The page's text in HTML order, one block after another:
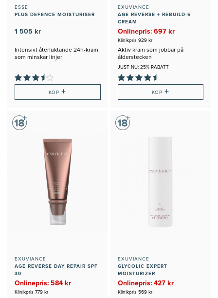
ESSE
PLUS DEFENCE MOISTURISER
1 505 kr
Intensivt återfuktande 24h-kräm
som minskar linjer
KÖP+
EXUVIANCE
AGE REVERSE + REBUILD-5
CREAM
Onlinepris: 697 kr
Klinikpris 929 kr
Aktiv kräm som jobbar på
ålderstecken
JUST NU: 25% RABATT
KÖP +
EXUVIANCE
AGE REVERSE DAY REPAIR SPF
30
Onlinepris: 584 kr
Klinikpris 779 kr
EXUVIANCE
GLYCOLIC EXPERT
MOISTURIZER
Onlinepris: 427 kr
Klinikpris 569 kr